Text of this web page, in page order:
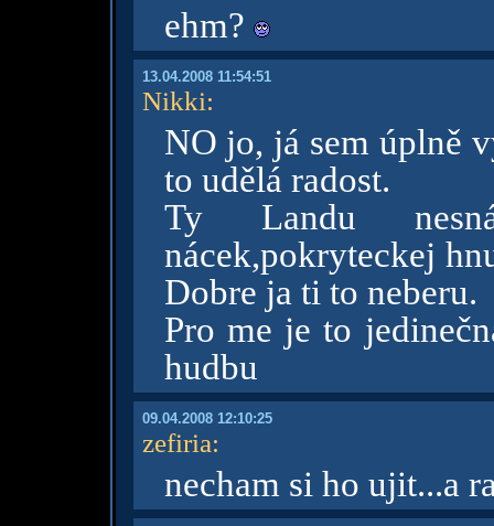
ehm?
13.04.2008 11:54:51
Nikki:
NO jo, já sem úplně
to udělá radost.
Ty Landu
nácek,pokryteckej
Dobre ja ti to neberu.
Pro me je to
hudbu
09.04.2008 12:10:25
zefiria:
necham si ho ujit...a